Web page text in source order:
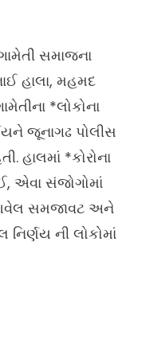
સમાજના
હાલા, મહમદ
*લોકોના
જૂનાગઢ પોલીસ
હાલમાં *કોરોના
એવા સંજોગોમાં
આવેલ સમજાવટ અને
નિર્ણય ની લોકોમાં